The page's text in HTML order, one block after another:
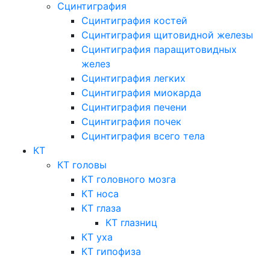
Сцинтиграфия
Сцинтиграфия костей
Сцинтиграфия щитовидной железы
Сцинтиграфия паращитовидных
желез
Сцинтиграфия легких
Сцинтиграфия миокарда
Сцинтиграфия печени
Сцинтиграфия почек
Сцинтиграфия всего тела
КТ
КТ головы
КТ головного мозга
КТ носа
КТ глаза
КТ глазниц
КТ уха
КТ гипофиза